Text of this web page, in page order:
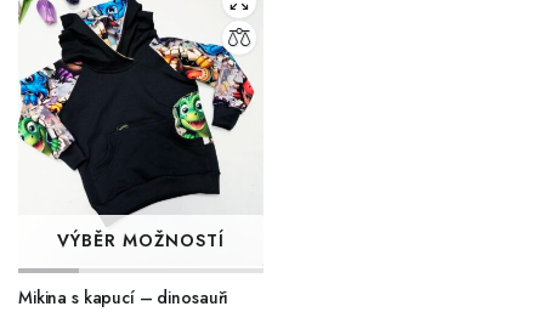
VÝBĚR MOŽNOSTÍ
Mikina s kapucí – dinosauři